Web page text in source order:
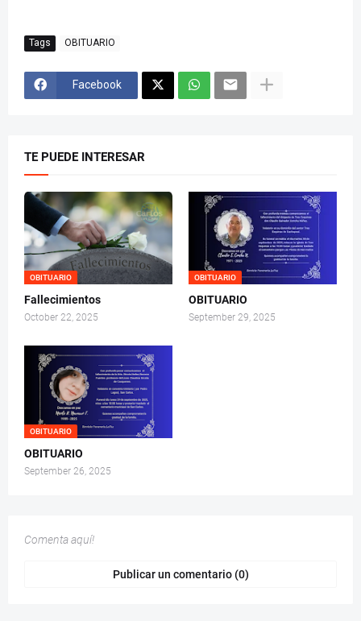
Tags OBITUARIO
Facebook
TE PUEDE INTERESAR
OBITUARIO
Fallecimientos
October 22, 2025
OBITUARIO
OBITUARIO
September 29, 2025
OBITUARIO
OBITUARIO
September 26, 2025
Comenta aquí!
Publicar un comentario (0)